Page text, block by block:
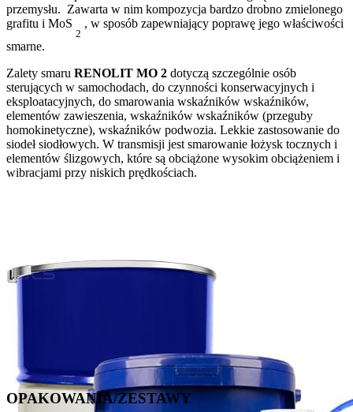
przemysłu. Zawarta w nim kompozycja bardzo drobno zmielonego
grafitu i MoS
2
, w sposób zapewniający poprawę jego właściwości
smarne.
Zalety smaru RENOLIT MO 2 dotyczą szczególnie osób
sterujących w samochodach, do czynności konserwacyjnych i
eksploatacyjnych, do smarowania wskaźników wskaźników,
elementów zawieszenia, wskaźników wskaźników (przeguby
homokinetyczne), wskaźników podwozia. Lekkie zastosowanie do
siodeł siodłowych. W transmisji jest smarowanie łożysk tocznych i
elementów ślizgowych, które są obciążone wysokim obciążeniem i
wibracjami przy niskich prędkościach.
OPAKOWANIA/ZESTAWY